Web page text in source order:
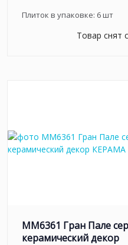
Плиток в упаковке: 6шт
Товар снят
MM6361 Гран Пале
керамический декор